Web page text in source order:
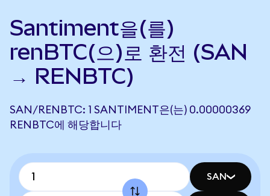
Santiment을(를)
renBTC(으)로 환전 (SAN
→ RENBTC)
SAN/RENBTC: 1 SANTIMENT은(는) 0.00000369
RENBTC에 해당합니다
SAN